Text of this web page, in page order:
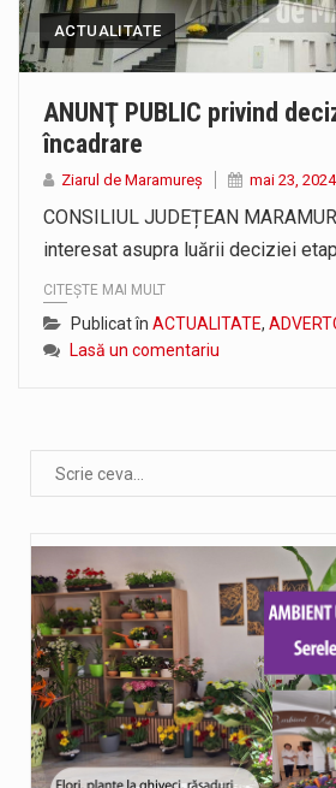
ACTUALITATE
ANUNŢ PUBLIC privind
încadrare
Ziarul de Maramureș mai 23, 2024
CONSILIUL JUDEȚEAN
interesat asupra luării deciziei
CITEȘTE MAI MULT
Publicat în ACTUALITATE,
Lasă un comentariu